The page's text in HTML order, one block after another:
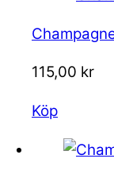
115,00 kr
Köp